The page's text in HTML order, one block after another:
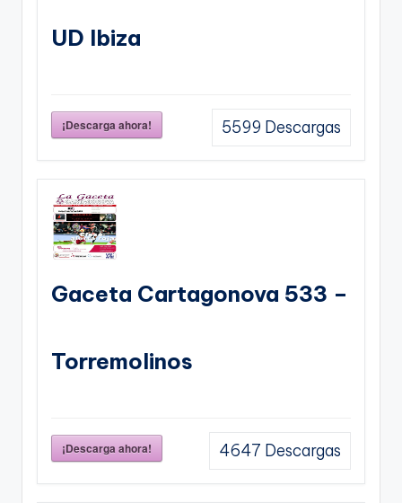
UD Ibiza
¡Descarga ahora! 5599 Descargas
Gaceta Cartagonova 533 –
Torremolinos
¡Descarga ahora! 4647 Descargas